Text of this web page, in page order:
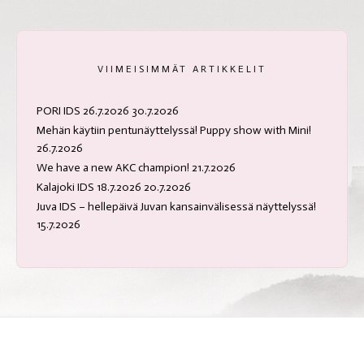
VIIMEISIMMÄT ARTIKKELIT
PORI IDS 26.7.2026 30.7.2026
Mehän käytiin pentunäyttelyssä! Puppy show with Mini!
26.7.2026
We have a new AKC champion! 21.7.2026
Kalajoki IDS 18.7.2026 20.7.2026
Juva IDS – hellepäivä Juvan kansainvälisessä näyttelyssä!
15.7.2026